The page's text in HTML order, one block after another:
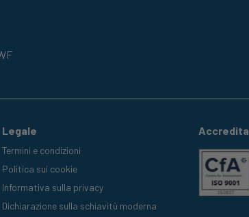
Legale
Termini e condizioni
Politica sui cookie
Informativa sulla privacy
Dichiarazione sulla schiavitù moderna